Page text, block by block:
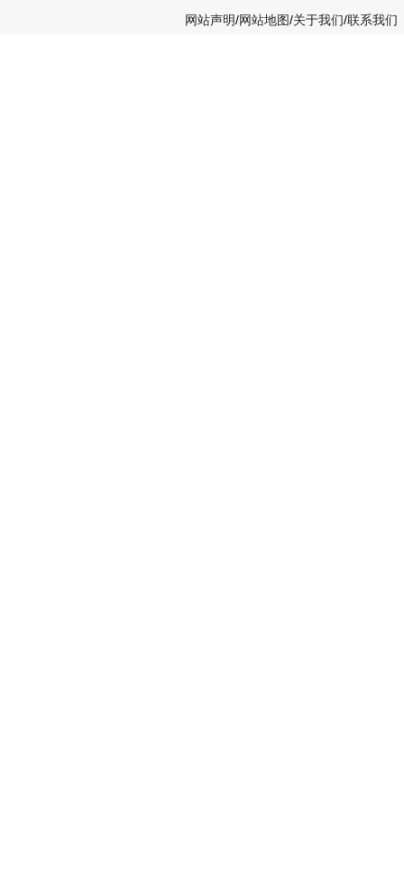
网站声明/网站地图/关于我们/联系我们